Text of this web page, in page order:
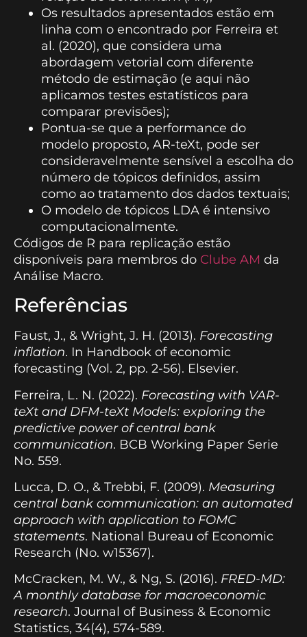
Os resultados apresentados estão em
linha com o encontrado por Ferreira et
al. (2020), que considera uma
abordagem vetorial com diferente
método de estimação (e aqui não
aplicamos testes estatísticos para
comparar previsões);
Pontua-se que a performance do
modelo proposto, AR-teXt, pode ser
consideravelmente sensível a escolha do
número de tópicos definidos, assim
como ao tratamento dos dados textuais;
O modelo de tópicos LDA é intensivo
computacionalmente.
Códigos de R para replicação estão
disponíveis para membros do Clube AM da
Análise Macro.
Referências
Faust, J., & Wright, J. H. (2013). Forecasting
inflation. In Handbook of economic
forecasting (Vol. 2, pp. 2-56). Elsevier.
Ferreira, L. N. (2022). Forecasting with VAR-
teXt and DFM-teXt Models: exploring the
predictive power of central bank
communication. BCB Working Paper Serie
No. 559.
Lucca, D. O., & Trebbi, F. (2009). Measuring
central bank communication: an automated
approach with application to FOMC
statements. National Bureau of Economic
Research (No. w15367).
McCracken, M. W., & Ng, S. (2016). FRED-MD:
A monthly database for macroeconomic
research. Journal of Business & Economic
Statistics, 34(4), 574-589.